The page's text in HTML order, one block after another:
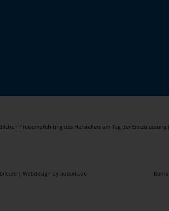
Preisempfehlung des Herstellers am Tag der Erstzulassung
| Webdesign by audaris.de